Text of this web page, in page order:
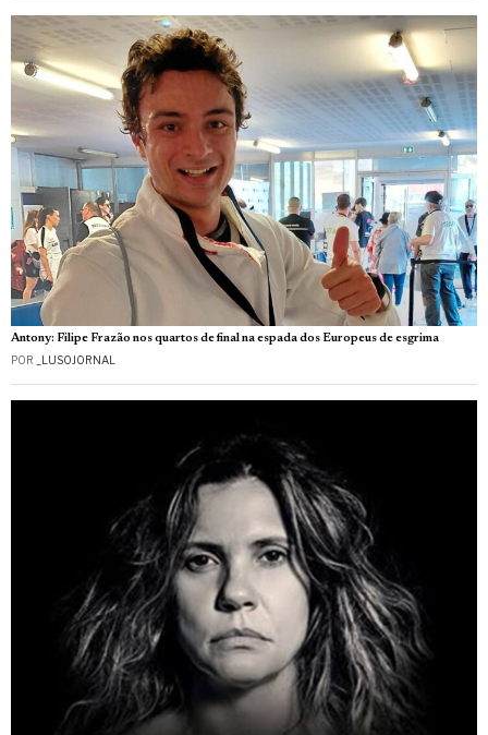
Antony: Filipe Frazão nos quartos de final na espada dos Europeus de esgrima
POR _LUSOJORNAL